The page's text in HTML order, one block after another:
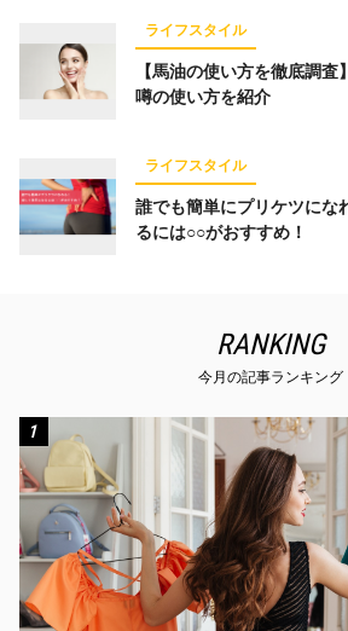
ライフスタイル
【馬油の使い方を徹底調査
噂の使い方を紹介
ライフスタイル
誰でも簡単にプリケツにな
るには○○がおすすめ！
RANKING
今月の記事ランキング
1